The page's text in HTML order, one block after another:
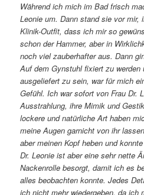
Während ich mich im Bad frisch
Leonie um. Dann stand sie vor mir,
Klinik-Outfit, dass ich mir so
schon der Hammer, aber in
noch viel zauberhafter aus. Dann
Auf dem Gynstuhl fixiert zu werden
ausgeliefert zu sein, war für mich
Gefühl. Ich war sofort von Frau Dr.
Ausstrahlung, ihre Mimik und
lockere und natürliche Art haben
meine Augen garnicht von ihr
aber meinen Kopf heben und
Dr. Leonie ist aber eine sehr nette
Nackenrolle besorgt, damit ich es
alles beobachten konnte. Jedes
ich nicht mehr wiedergeben, da ich